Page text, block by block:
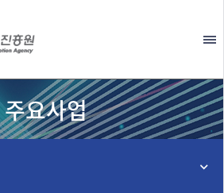
주요사업